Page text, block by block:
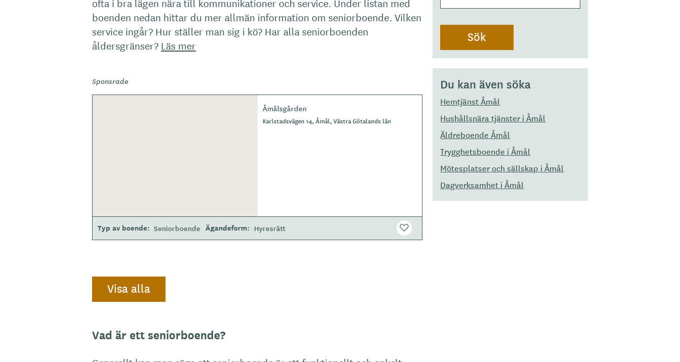
Du kan även söka
Hemtjänst Åmål
Hushållsnära tjänster i Åmål
Äldreboende Åmål
Trygghetsboende i Åmål
Mötesplatser och sällskap i Åmål
Dagverksamhet i Åmål
boenden nedan hittar du mer allmän information om seniorboende. Vilken
service ingår? Hur ställer man sig i kö? Har alla seniorboenden
åldersgränser? Läs mer
Sponsrade
Åmålsgården
Karlstadsvägen 14, Åmål, Västra Götalands län
Typ av boende Seniorboende Ägandeform Hyresrätt
Visa alla
Vad är ett seniorboende?